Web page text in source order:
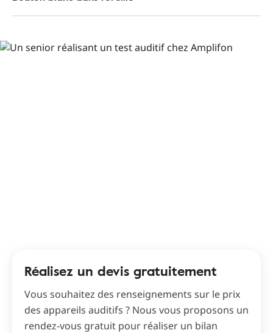
Réalisez un devis gratuitement
Vous souhaitez des renseignements sur le prix
des appareils auditifs ? Nous vous proposons un
rendez-vous gratuit pour réaliser un bilan